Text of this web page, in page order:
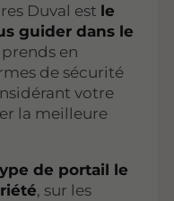
Duval est le
guider dans le
prends en
de sécurité
votre
la meilleure
de portail le
, sur les